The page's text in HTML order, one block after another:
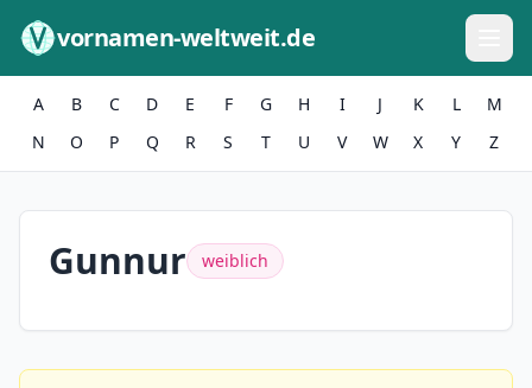
vornamen-weltweit.de
A B C D E F G H I J K L
M
N
O P Q R S T U V W X Y Z
Gunnur weiblich